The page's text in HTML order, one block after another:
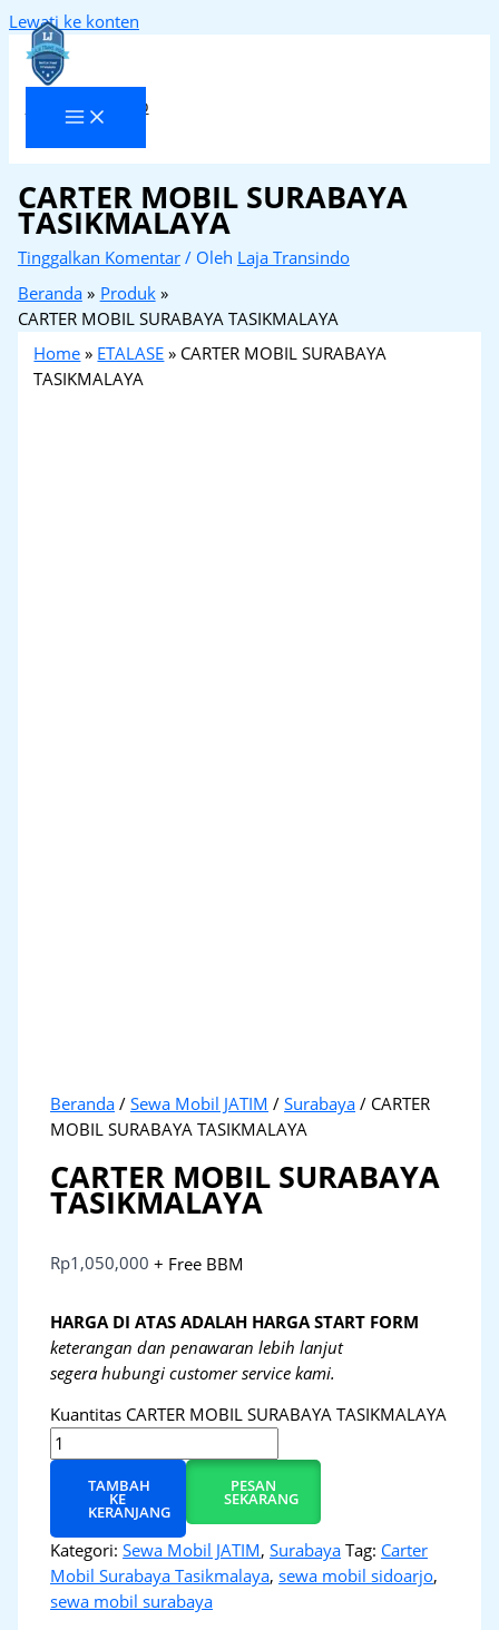
Lewati ke konten
Laja Transindo
CARTER MOBIL SURABAYA
TASIKMALAYA
Tinggalkan Komentar / Oleh Laja Transindo
Beranda
Produk
CARTER MOBIL SURABAYA TASIKMALAYA
Home » ETALASE » CARTER MOBIL SURABAYA
TASIKMALAYA
Beranda /Sewa Mobil JATIM /Surabaya / CARTER
MOBIL SURABAYA TASIKMALAYA
CARTER MOBIL SURABAYA
TASIKMALAYA
Rp1,050,000 + Free BBM
HARGA DI ATAS ADALAH HARGA START FORM
keterangan dan penawaran lebih lanjut
segera hubungi customer service kami.
Kuantitas CARTER MOBIL SURABAYA TASIKMALAYA
TAMBAH
KE
KERANJANG
PESAN
SEKARANG
Kategori:Sewa Mobil JATIM,Surabaya Tag: Carter
Mobil Surabaya Tasikmalaya,sewa mobil sidoarjo,
sewa mobil surabaya